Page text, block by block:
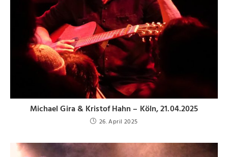
Michael Gira & Kristof Hahn – Köln, 21.04.2025
26. April 2025